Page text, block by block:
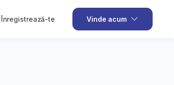
Înregistrează-te Vinde acum